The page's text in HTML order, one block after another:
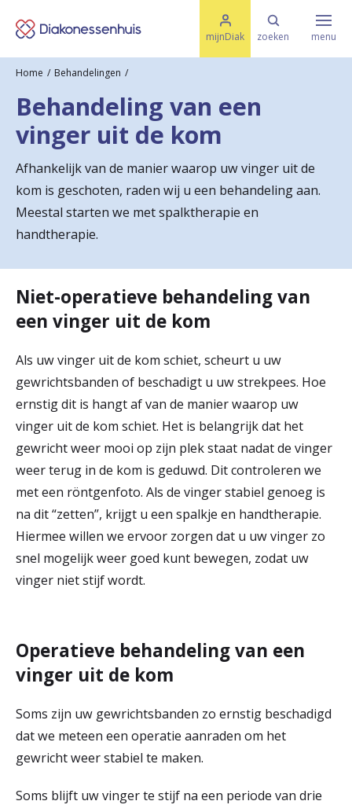
e
mijnDiak zoeken
M
e
menu
Ziektes & Aandoeningen
Uw bezoek
Spoed
Translate
Werken & Leren bij
Zorgverleners
Home Behandelingen
Behandeling van een
vinger uit de kom
Afhankelijk van de manier waarop uw vinger uit de
kom is geschoten, raden wij u een behandeling aan.
Meestal starten we met spalktherapie en
handtherapie.
Niet-operatieve behandeling van
een vinger uit de kom
Als uw vinger uit de kom schiet, scheurt u uw
gewrichtsbanden of beschadigt u uw strekpees. Hoe
ernstig dit is hangt af van de manier waarop uw
vinger uit de kom schiet. Het is belangrijk dat het
gewricht weer mooi op zijn plek staat nadat de vinger
weer terug in de kom is geduwd. Dit controleren we
met een röntgenfoto. Als de vinger stabiel genoeg is
na dit “zetten”, krijgt u een spalkje en handtherapie.
Hiermee willen we ervoor zorgen dat u uw vinger zo
snel mogelijk weer goed kunt bewegen, zodat uw
vinger niet stijf wordt.
Operatieve behandeling van een
vinger uit de kom
Soms zijn uw gewrichtsbanden zo ernstig beschadigd
dat we meteen een operatie aanraden om het
gewricht weer stabiel te maken.
Soms blijft uw vinger te stijf na een periode van drie